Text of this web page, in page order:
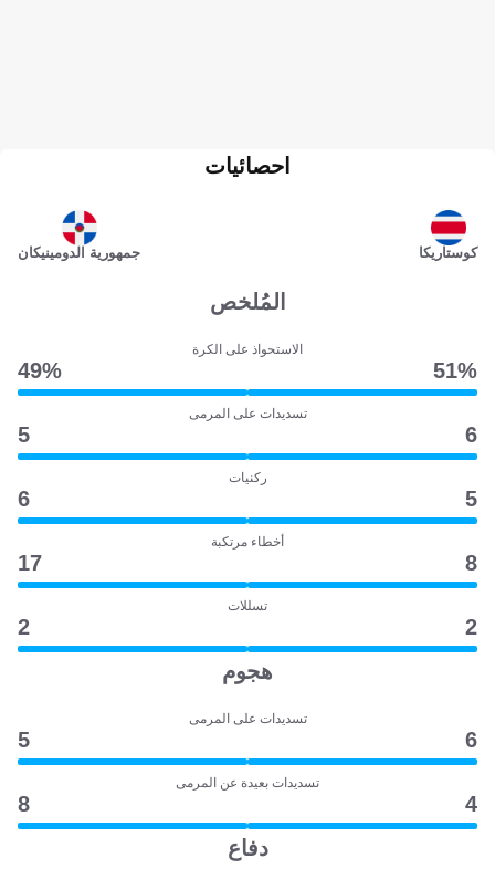
كوستاريكا
احصائيات
جمهورية الدومينيكان
المُلخص
الاستحواذ على الكرة
51‎%‎
49‎%‎
تسديدات على المرمى
6
5
ركنيات
5
6
أخطاء مرتكبة
8
17
تسللات
2
2
هجوم
تسديدات على المرمى
6
5
تسديدات بعيدة عن المرمى
4
8
دفاع